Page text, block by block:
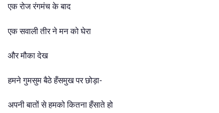
एक रोज रंगमंच के बाद
एक सवाली तीर ने मन को घेरा
और मौका देख
हमने गुमसुम बैठे हँसमुख पर छोड़ा-
अपनी बातों से हमको कितना हँसाते हो